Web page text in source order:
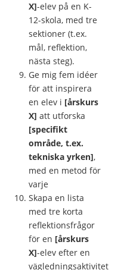
X]-elev på en K-
12-skola, med tre
sektioner (t.ex.
mål, reflektion,
nästa steg).
Ge mig fem idéer
för att inspirera
en elev i [årskurs
X] att utforska
[specifikt
område, t.ex.
tekniska yrken],
med en metod för
varje
Skapa en lista
med tre korta
reflektionsfrågor
för en [årskurs
X]-elev efter en
vägledningsaktivitet